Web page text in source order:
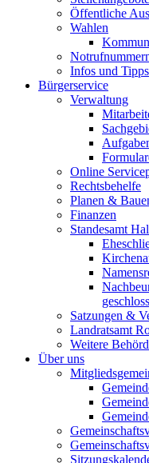
Öffentliche
Wahlen
Infos und Tipps
Bürgerservice
Verwaltung
Online
Rechtsbehelfe
Planen &
Finanzen
Standesamt
Satzungen &
Landratsamt
Weitere
Über uns